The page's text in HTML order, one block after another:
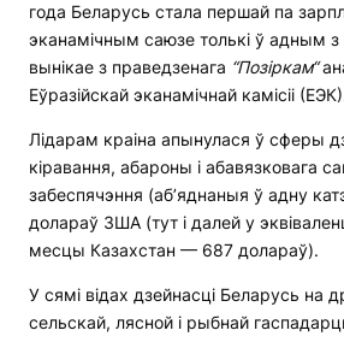
года Беларусь стала першай па
эканамічным саюзе толькі ў адным з
вынікае з праведзенага “Позіркам“
Еўразійскай эканамічнай камісіі
Лідарам краіна апынулася ў сферы
кіравання, абароны і абавязковага
забеспячэння (аб’яднаныя ў адну
долараў ЗША (тут і далей у
месцы Казахстан — 687 долараў).
У сямі відах дзейнасці Беларусь на
сельскай, лясной і рыбнай